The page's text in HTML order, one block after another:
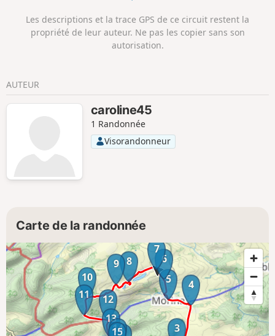
Les descriptions et la trace GPS de ce circuit restent la
propriété de leur auteur. Ne pas les copier sans son
autorisation.
AUTEUR
caroline45
1 Randonnée
Visorandonneur
Carte de la randonnée
3
4
5
6
7
8
9
10
11
12
13
14
15